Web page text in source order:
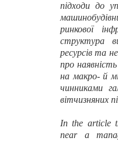
підходи до
ринкової
структура
ресурсів та
про
на макро- й
чинниками
вітчизняних
In the article
near a